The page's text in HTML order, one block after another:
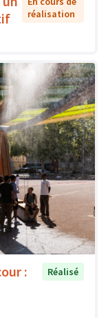
réalisation
:
Réalisé